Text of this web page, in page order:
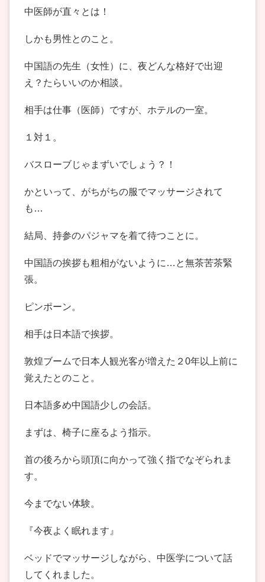
中医師が直々とは！
しかも男性とのこと。
中国語の先生（女性）に、夜どんな格好で出迎
え？たらいいのか相談。
相手は仕事（医師）ですが、ホテルの一室。
１対１。
バスローブじゃまずいでしょう？！
かといって、がちがちの服でマッサージされて
も…
結局、持参のパジャマを着て待つことに。
中国語の挨拶も粗相がないように…と無茶苦茶緊
張。
ピンポーン。
相手は日本語で挨拶。
敦煌ブームで日本人観光客が増えた２0年以上前に
覚えたとのこと。
日本語多め中国語少しの会話。
まずは、椅子に座るよう指示。
首の後ろから頭頂に向かって強く指でなぞられま
す。
今までない体験。
『今夜よく眠れます』
ベッドでマッサージしながら、中医学について話
してくれました。